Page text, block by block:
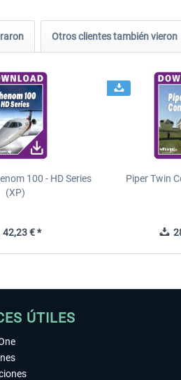
Otros clientes también vieron
100 - HD Series
(XP)
€ *
Piper Twin
ÚTILES